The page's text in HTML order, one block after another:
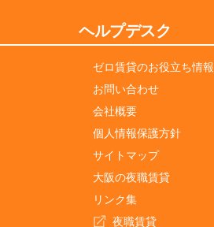
ヘルプデスク
ゼロ賃貸のお役立ち情報
お問い合わせ
会社概要
個人情報保護方針
サイトマップ
大阪の夜職賃貸
リンク集
夜職賃貸